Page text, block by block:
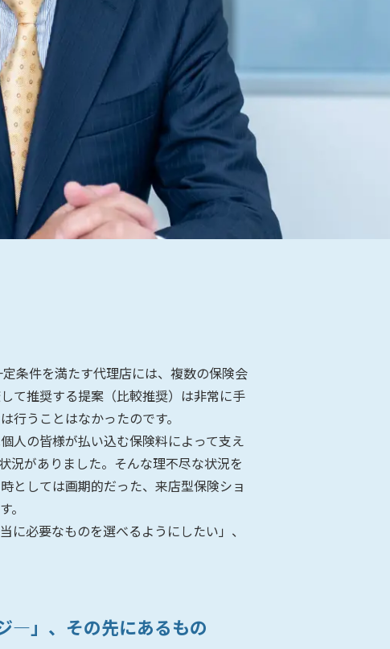
条件を満たす代理店には、複数の保険会
て推奨する提案（比較推奨）は非常に手
うことはなかったのです。
人の皆様が払い込む保険料によって支え
況がありました。そんな理不尽な状況を
としては画期的だった、来店型保険ショ
必要なものを選べるようにしたい」、
―」、その先にあるもの